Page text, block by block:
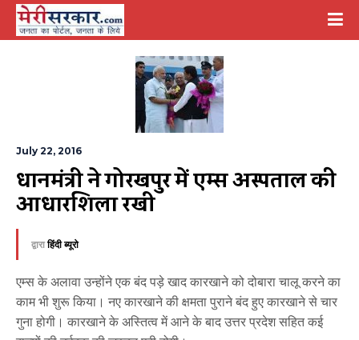
July 22, 2016
प्रधानमंत्री ने गोरखपुर में एम्स अस्पताल की
आधारशिला रखी
द्वाराहिंदी ब्यूरो
एम्स के अलावा उन्होंने एक बंद पड़े खाद कारखाने को दोबारा चालू करने का
काम भी शुरू किया। नए कारखाने की क्षमता पुराने बंद हुए कारखाने से चार
गुना होगी। कारखाने के अस्तित्व में आने के बाद उत्तर प्रदेश सहित कई